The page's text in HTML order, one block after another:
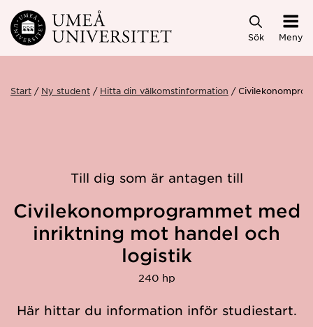
Hoppa direkt till innehållet
Sök Meny
Start Ny student Hitta din välkomstinformation
Till dig som är antagen till
Civilekonomprogrammet med
inriktning mot handel och
logistik
240 hp
Här hittar du information inför studiestart.